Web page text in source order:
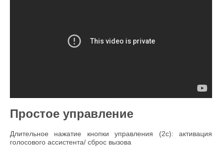
Простое управление
Длительное нажатие кнопки управления (2с): активация
голосового ассистента/ сброс вызова